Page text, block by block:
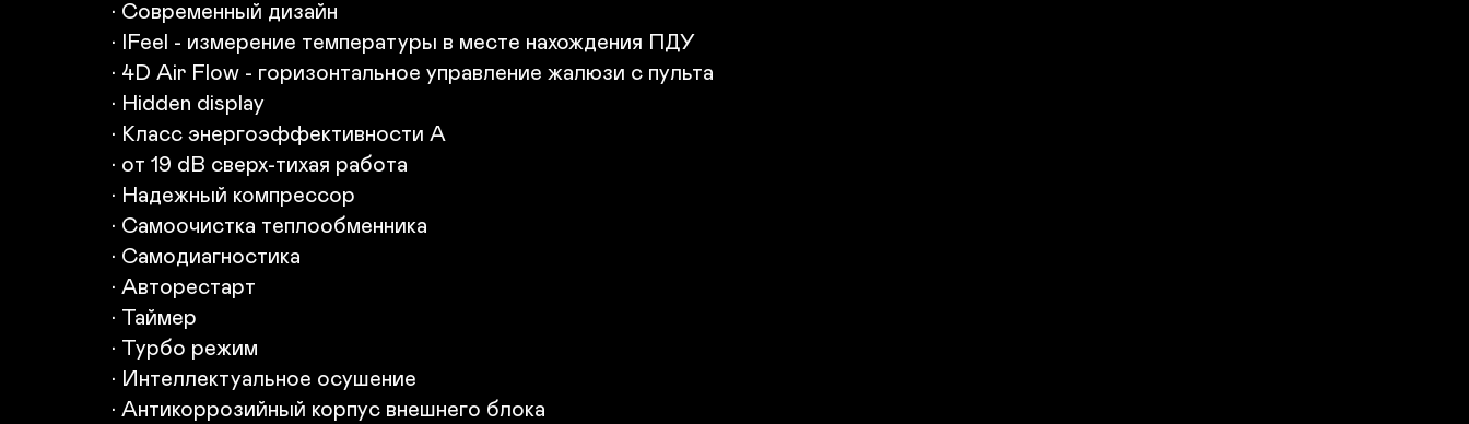
• Современный дизайн
• IFeel - измерение температуры в месте нахождения ПДУ
• 4D Air Flow - горизонтальное управление жалюзи с пульта
• Hidden display
• Класс энергоэффективности А
• от 19 dB cверх-тихая работа
• Надежный компрессор
• Самоочистка теплообменника
• Самодиагностика
• Авторестарт
• Таймер
• Турбо режим
• Интеллектуальное осушение
• Антикоррозийный корпус внешнего блока